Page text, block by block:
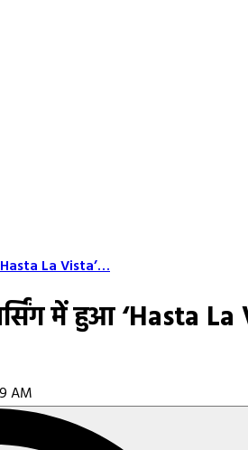
La Vista’…
में हुआ ‘Hasta